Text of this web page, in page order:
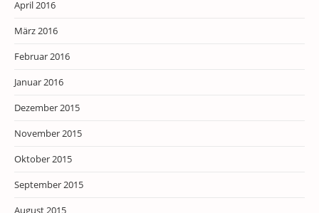
April 2016
März 2016
Februar 2016
Januar 2016
Dezember 2015
November 2015
Oktober 2015
September 2015
August 2015